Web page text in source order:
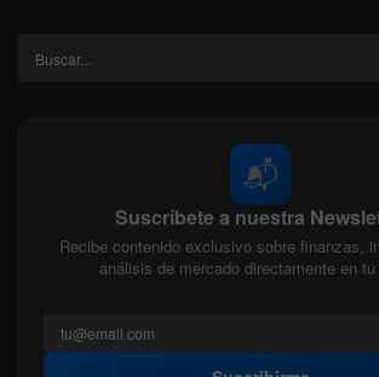
📬
Suscríbete a nuestra
Recibe contenido exclusivo sobre finanzas,
análisis de mercado directamente en